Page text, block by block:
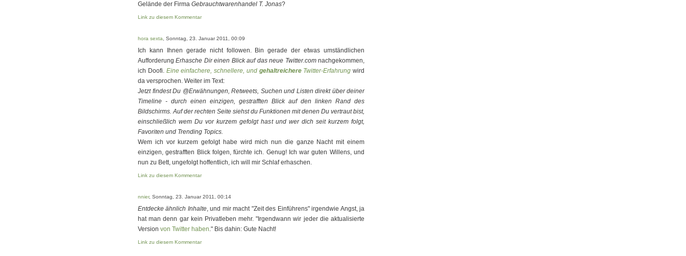
Gelände der Firma Gebrauchtwarenhandel T. Jonas?
Link zu diesem Kommentar
hora sexta , Sonntag, 23. Januar 2011, 00:09
Ich kann Ihnen gerade nicht followen. Bin gerade der etwas umständlichen
AufforderungErhasche Dir einen Blick auf das neue Twitter.comnachgekommen,
ich Doofi. Eine einfachere, schnellere, und gehaltreichereTwitter-Erfahrung wird
da versprochen. Weiter im Text:
Jetzt findest Du @Erwähnungen, Retweets, Suchen und Listen direkt über deiner
Timeline - durch einen einzigen, gestrafften Blick auf den linken Rand des
Bildschirms. Auf der rechten Seite siehst du Funktionen mit denen Du vertraut bist,
einschließlich wem Du vor kurzem gefolgt hast und wer dich seit kurzem folgt,
Favoriten und Trending Topics.
Wem ich vor kurzem gefolgt habe wird mich nun die ganze Nacht mit einem
einzigen, gestrafften Blick folgen, fürchte ich. Genug! Ich war guten Willens, und
nun zu Bett, ungefolgt hoffentlich, ich will mir Schlaf erhaschen.
Link zu diesem Kommentar
nnier, Sonntag, 23. Januar 2011, 00:14
Entdecke ähnlich Inhalte, und mir macht "Zeit des Einführens" irgendwie Angst, ja
hat man denn gar kein Privatleben mehr. "Irgendwann wir jeder die aktualisierte
Version von Twitter haben." Bis dahin: Gute Nacht!
Link zu diesem Kommentar